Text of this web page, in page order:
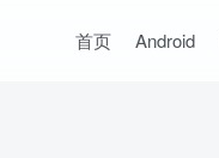
首页 Android